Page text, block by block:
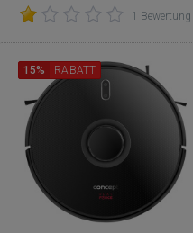
1 Bewertung
15% RABATT